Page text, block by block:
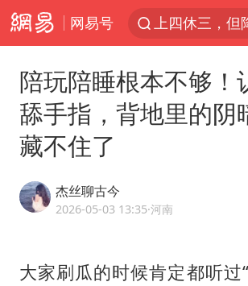
网易号
情侣平潭拍日
《欢迎来龙餐
陪玩陪睡根本不够！
舔手指，背地里的阴
藏不住了
杰丝聊古今
2026-05-03 13:35·河南
大家刷瓜的时候肯定都听过